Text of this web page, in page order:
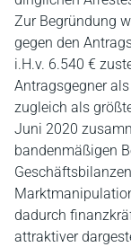
Zur Begründung
gegen den
i.H.v. 6.540 €
Antragsgegner
zugleich als
Juni 2020
bandenmäßigen
dadurch
attraktiver